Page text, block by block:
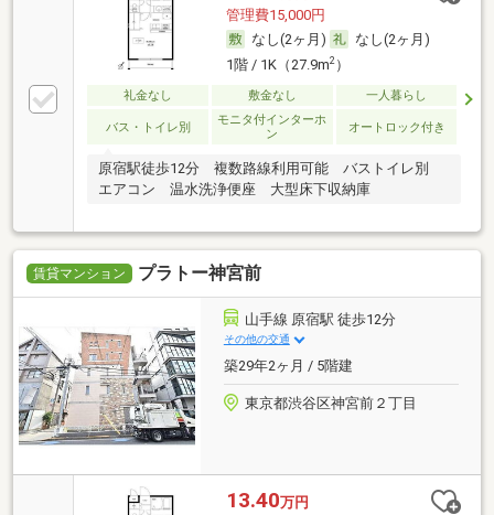
管理費15,000円
なし(2ヶ月)
なし(2ヶ月)
1階 / 1K（27.9m2）
礼金なし 敷金なし 一人暮らし
バス・トイレ別
モニタ付インターホ
ン
オートロック付き
原宿駅徒歩12分 複数路線利用可能 バストイレ別
エアコン 温水洗浄便座 大型床下収納庫
賃貸マンション プラトー神宮前
山手線 原宿駅 徒歩12分
その他の交通
築29年2ヶ月 / 5階建
東京都渋谷区神宮前２丁目
13.40万円